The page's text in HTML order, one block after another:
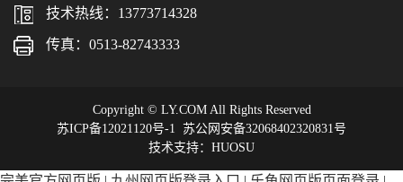
技术热线：13773714328
传真：0513-82743333
Copyright © LY.COM All Rights Reserved
苏ICP备12021120号-1 苏公网安备32068402320831号
技术支持：HUOSU